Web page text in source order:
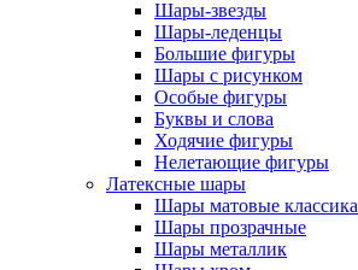
Шары-звезды
Шары-леденцы
Большие фигуры
Шары с рисунком
Особые фигуры
Буквы и слова
Ходячие фигуры
Нелетающие фигуры
Латексные шары
Шары матовые классика
Шары прозрачные
Шары металлик